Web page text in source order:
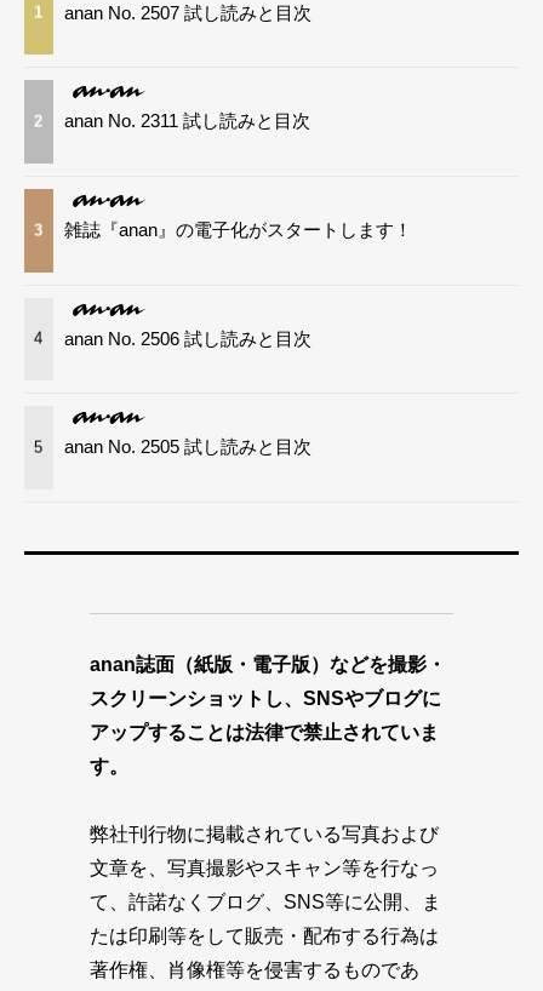
1 anan No. 2507 試し読みと目次
2 anan No. 2311 試し読みと目次
3 雑誌『anan』の電子化がスタートします！
4 anan No. 2506 試し読みと目次
5 anan No. 2505 試し読みと目次
anan誌面（紙版・電子版）などを撮影・
スクリーンショットし、SNSやブログに
アップすることは法律で禁止されていま
す。
弊社刊行物に掲載されている写真および
文章を、写真撮影やスキャン等を行なっ
て、許諾なくブログ、SNS等に公開、ま
たは印刷等をして販売・配布する行為は
著作権、肖像権等を侵害するものであ